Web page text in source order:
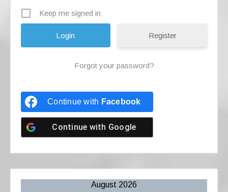
Keep me signed in
Register
Forgot your password?
Continue with Facebook
Continue with Google
August 2026